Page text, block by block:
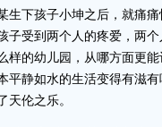
生下孩子小坤之后，就痛
子受到两个人的疼爱，两
样的幼儿园，从哪方面更
平静如水的生活变得有滋
天伦之乐。